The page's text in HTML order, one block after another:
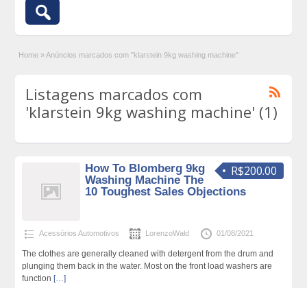
Home » Anúncios marcados com "klarstein 9kg washing machine"
Listagens marcados com
'klarstein 9kg washing machine' (1)
R$200.00
How To Blomberg 9kg
Washing Machine The
10 Toughest Sales Objections
Acessórios Automotivos LorenzoWald 01/08/2021
The clothes are generally cleaned with detergent from the drum and
plunging them back in the water. Most on the front load washers are
function […]